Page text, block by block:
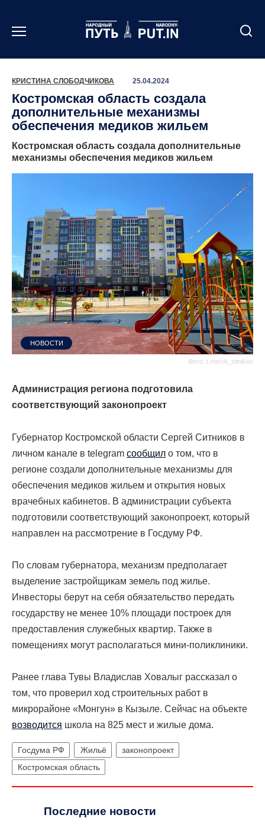
содержанию
КРИСТИНА СЛОБОДЧИКОВА 25.04.2024
Костромская область создала
дополнительные механизмы
обеспечения медиков жильем
Костромская область создала дополнительные
механизмы обеспечения медиков жильем
Фото: t.me/sk_sitnikov
НОВОСТИ
Администрация региона подготовила
соответствующий законопроект
Губернатор Костромской области Сергей Ситников в
личном канале в telegram сообщил о том, что в
регионе создали дополнительные механизмы для
обеспечения медиков жильем и открытия новых
врачебных кабинетов. В администрации субъекта
подготовили соответствующий законопроект, который
направлен на рассмотрение в Госдуму РФ.
По словам губернатора, механизм предполагает
выделение застройщикам земель под жилье.
Инвесторы берут на себя обязательство передать
государству не менее 10% площади построек для
предоставления служебных квартир. Также в
помещениях могут располагаться мини-поликлиники.
Ранее глава Тувы Владислав Ховалыг рассказал о
том, что проверил ход строительных работ в
микрорайоне «Монгун» в Кызыле. Сейчас на объекте
возводится школа на 825 мест и жилые дома.
Госдума РФ Жильё
законопроект
Костромская область
Последние новости